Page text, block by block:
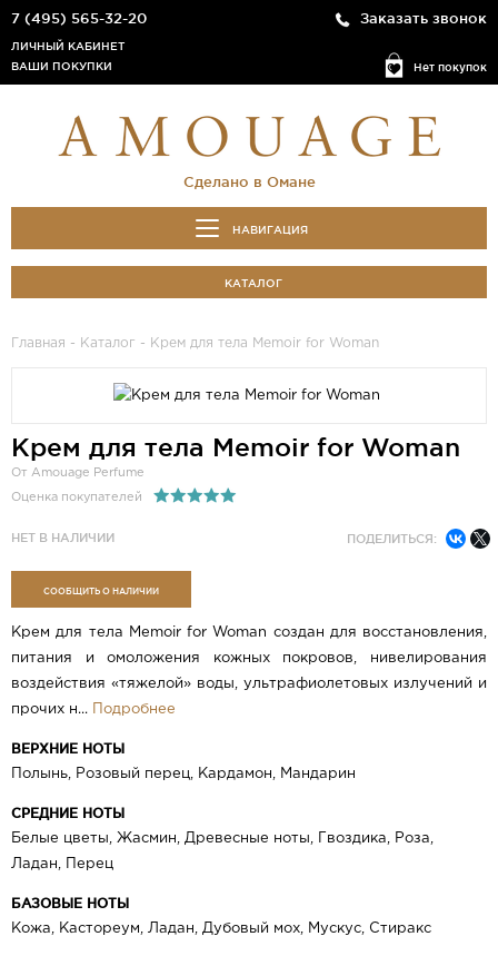
7 (495) 565-32-20 Заказать звонок
Нет покупок
ЛИЧНЫЙ КАБИНЕТ
ВАШИ ПОКУПКИ
Сделано в Омане
НАВИГАЦИЯ
КАТАЛОГ
Главная - Каталог - Крем для тела Memoir for Woman
Крем для тела Memoir for Woman
От Amouage Perfume
Оценка покупателей
НЕТ В НАЛИЧИИ
СООБЩИТЬ О НАЛИЧИИ
ПОДЕЛИТЬСЯ:
Крем для тела Memoir for Woman создан для восстановления,
питания и омоложения кожных покровов, нивелирования
воздействия «тяжелой» воды, ультрафиолетовых излучений и
прочих н... Подробнее
ВЕРХНИЕ НОТЫ
Полынь, Розовый перец, Кардамон, Мандарин
СРЕДНИЕ НОТЫ
Белые цветы, Жасмин, Древесные ноты, Гвоздика, Роза,
Ладан, Перец
БАЗОВЫЕ НОТЫ
Кожа, Кастореум, Ладан, Дубовый мох, Мускус, Стиракс